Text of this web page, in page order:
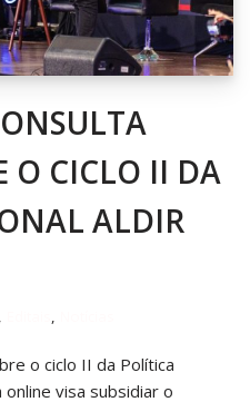
O CICLO II DA
ALDIR
, ,
o ciclo II da Política
online visa subsidiar o